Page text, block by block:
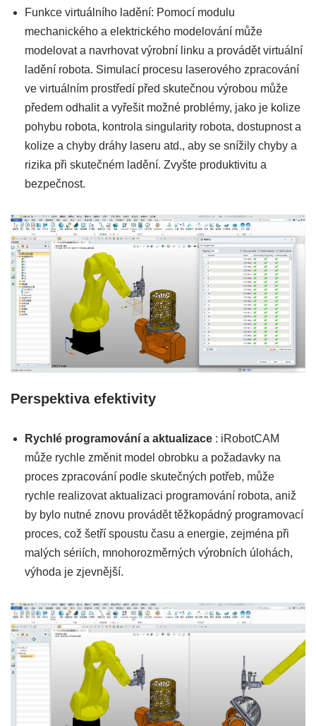
Funkce virtuálního ladění: Pomocí modulu
mechanického a elektrického modelování může
modelovat a navrhovat výrobní linku a provádět virtuální
ladění robota. Simulací procesu laserového zpracování
ve virtuálním prostředí před skutečnou výrobou může
předem odhalit a vyřešit možné problémy, jako je kolize
pohybu robota, kontrola singularity robota, dostupnost a
kolize a chyby dráhy laseru atd., aby se snížily chyby a
rizika při skutečném ladění. Zvyšte produktivitu a
bezpečnost.
Perspektiva efektivity
Rychlé programování a aktualizace : iRobotCAM
může rychle změnit model obrobku a požadavky na
proces zpracování podle skutečných potřeb, může
rychle realizovat aktualizaci programování robota, aniž
by bylo nutné znovu provádět těžkopádný programovací
proces, což šetří spoustu času a energie, zejména při
malých sériích, mnohorozměrných výrobních úlohách,
výhoda je zjevnější.